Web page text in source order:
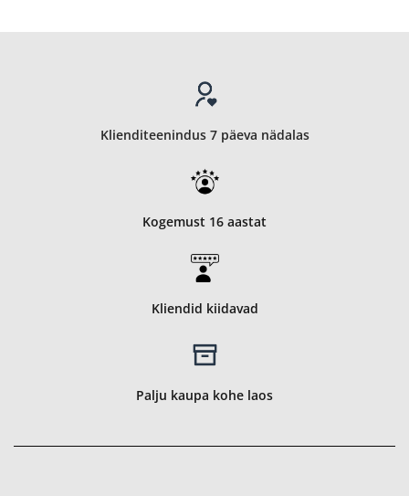
Klienditeenindus 7 päeva nädalas
Kogemust 16 aastat
Kliendid kiidavad
Palju kaupa kohe laos